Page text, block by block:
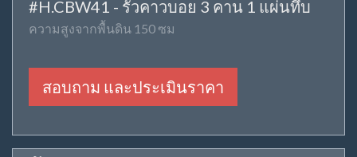
#H.CBW41 - รั้วคาวบอย 3 คาน 1 แผ่นทึบ
ความสูงจากพื้นดิน 150 ซม
สอบถาม และประเมินราคา